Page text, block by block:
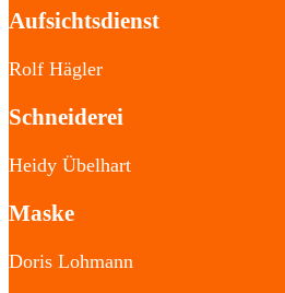
Aufsichtsdienst
Rolf Hägler
Schneiderei
Heidy Übelhart
Maske
Doris Lohmann